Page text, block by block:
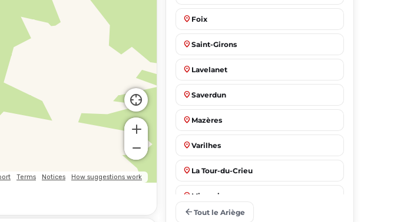
place Foix
place Saint-Girons
place Lavelanet
place Saverdun
place Mazères
place Varilhes
place La Tour-du-Crieu
place Mirepoix
arrow_back Tout le Ariège